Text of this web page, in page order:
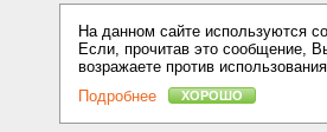
На данном сайте используются
Если, прочитав это сообщение,
возражаете против
Подробнее
ХОРОШО